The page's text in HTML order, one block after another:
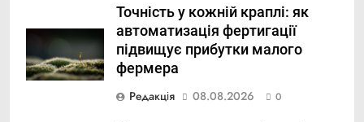
Точність у кожній краплі: як
автоматизація фертигації
підвищує прибутки малого
фермера
Редакція
08.08.2026 0